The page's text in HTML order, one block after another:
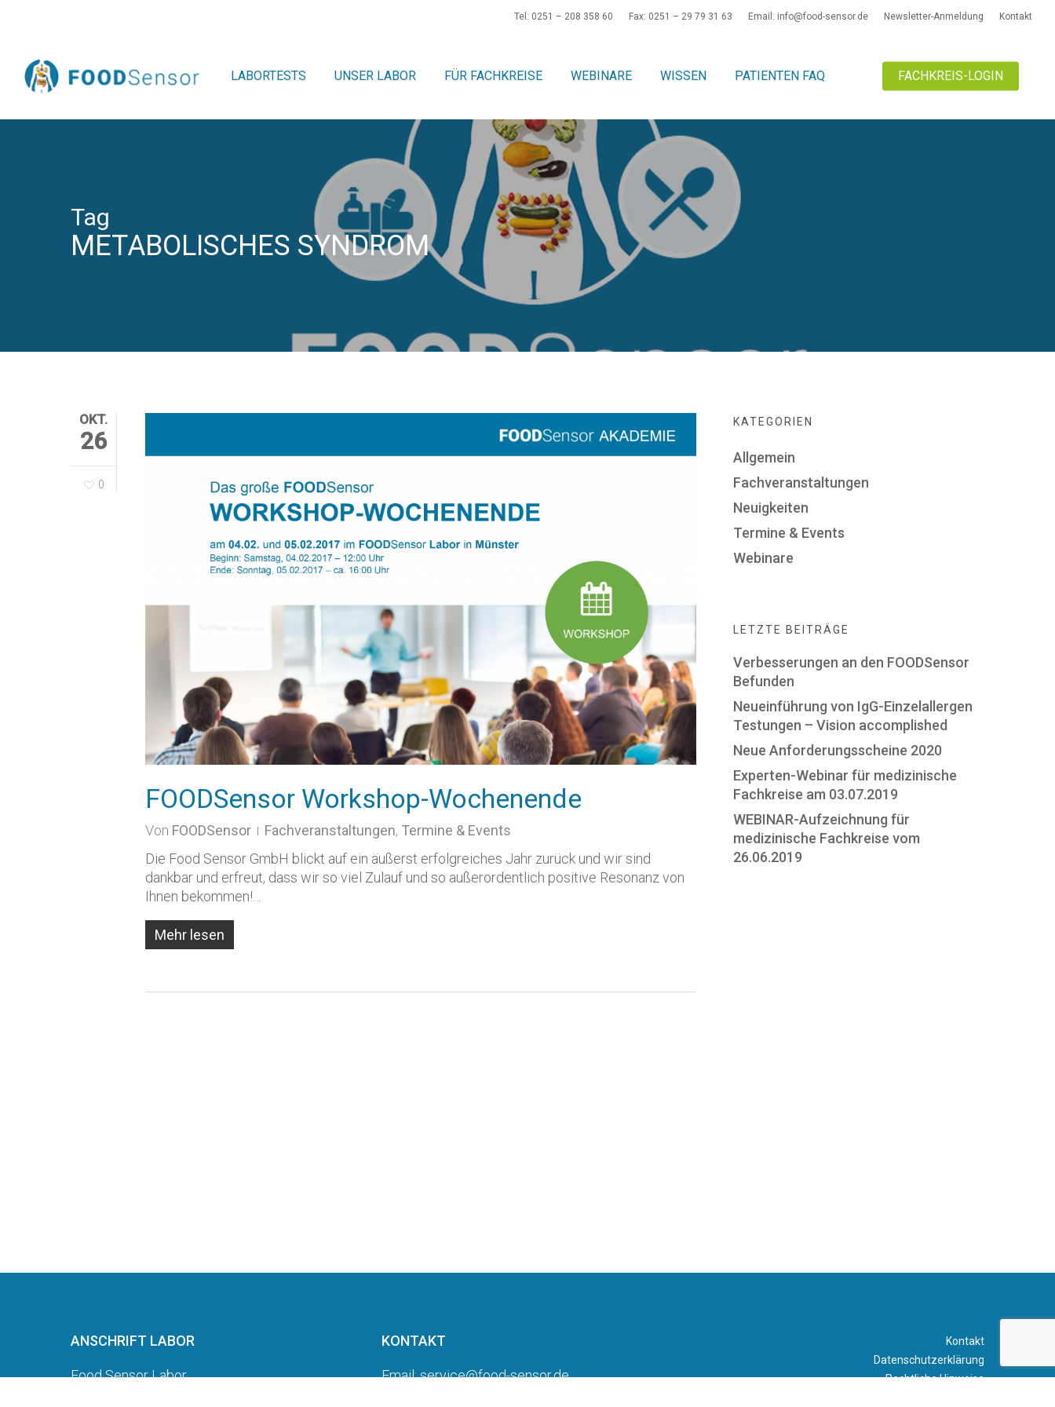
content
Tel: 0251 – 208 358 60 Fax: 0251 – 29 79 31 63 Email: info@food-sensor.de Newsletter-Anmeldung Kontakt
LABORTESTS UNSER LABOR FÜR FACHKREISE WEBINARE WISSEN PATIENTEN FAQ FACHKREIS-LOGIN
Tag
METABOLISCHES SYNDROM
OKT.
26
0
FOODSensor Workshop-Wochenende
Von FOODSensor Fachveranstaltungen, Termine & Events
Die Food Sensor GmbH blickt auf ein äußerst erfolgreiches Jahr zurück und wir sind
dankbar und erfreut, dass wir so viel Zulauf und so außerordentlich positive Resonanz von
Ihnen bekommen!…
Mehr lesen
KATEGORIEN
Allgemein
Fachveranstaltungen
Neuigkeiten
Termine & Events
Webinare
LETZTE BEITRÄGE
Verbesserungen an den FOODSensor
Befunden
Neueinführung von IgG-Einzelallergen
Testungen – Vision accomplished
Neue Anforderungsscheine 2020
Experten-Webinar für medizinische
Fachkreise am 03.07.2019
WEBINAR-Aufzeichnung für
medizinische Fachkreise vom
26.06.2019
ANSCHRIFT LABOR
Food Sensor Labor
KONTAKT
Email: service@food-sensor.de
Kontakt
Datenschutzerklärung
Rechtliche Hinweise